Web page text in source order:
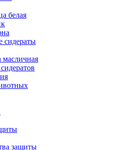
белая
сидераты
масличная
защиты